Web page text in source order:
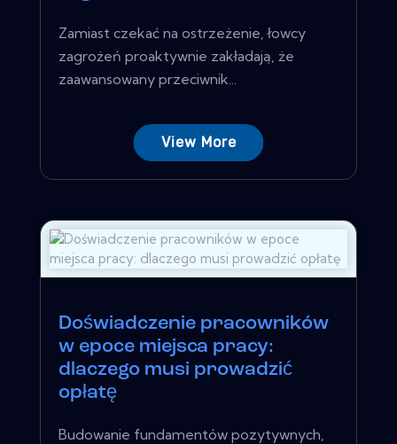
Zamiast czekać na ostrzeżenie, łowcy
zagrożeń proaktywnie zakładają, że
zaawansowany przeciwnik...
View More
Doświadczenie pracowników
w epoce miejsca pracy:
dlaczego musi prowadzić
opłatę
Budowanie fundamentów pozytywnych,